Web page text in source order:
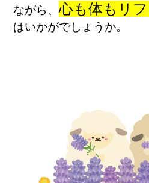
ながら、心も体もリ
はいかがでしょうか。